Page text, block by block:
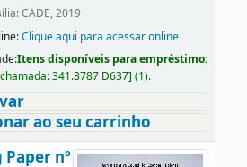
CADE, 2019
Clique aqui para acessar online
Itens disponíveis para empréstimo:
341.3787 D637] (1).
ao seu carrinho
nº